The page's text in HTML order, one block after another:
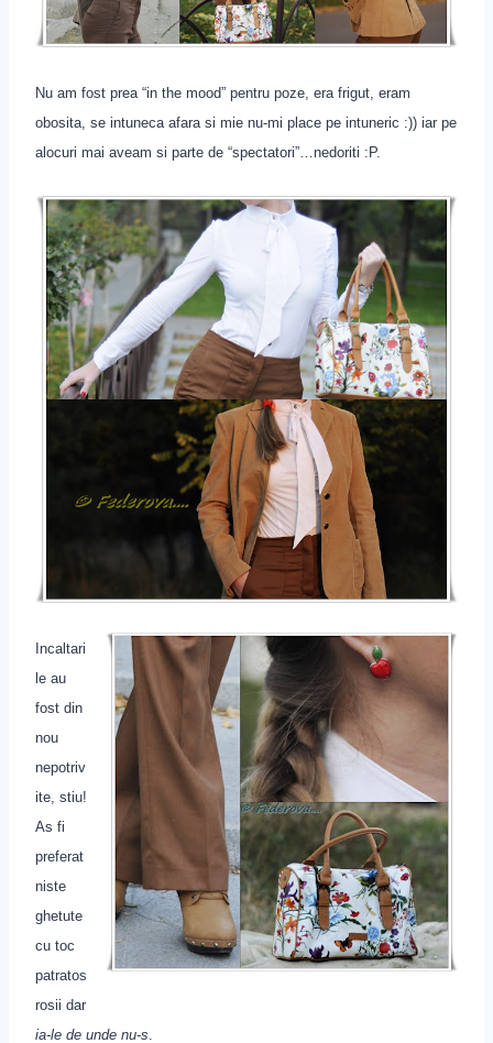
Nu am fost prea “in the mood” pentru poze, era frigut, eram
obosita, se intuneca afara si mie nu-mi place pe intuneric :)) iar pe
alocuri mai aveam si parte de “spectatori”…nedoriti :P.
Incaltari
le au
fost din
nou
nepotriv
ite, stiu!
As fi
preferat
niste
ghetute
cu toc
patratos
rosii dar
ia-le de unde nu-s